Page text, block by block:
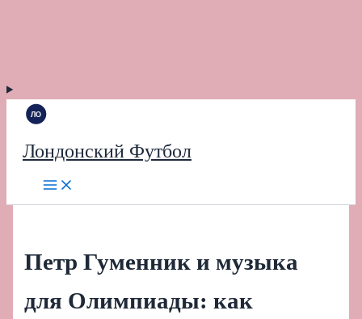
Лондонский Футбол
Петр Гуменник и музыка
для Олимпиады: как